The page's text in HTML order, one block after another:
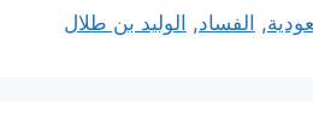
, الفساد, الوليد بن طلال